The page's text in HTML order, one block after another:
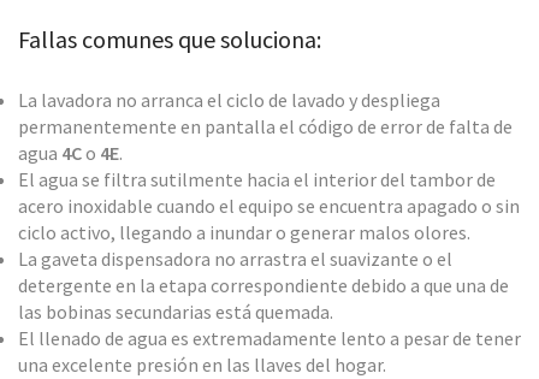
Fallas comunes que soluciona:
La lavadora no arranca el ciclo de lavado y despliega
permanentemente en pantalla el código de error de falta de
agua 4Co 4E.
El agua se filtra sutilmente hacia el interior del tambor de
acero inoxidable cuando el equipo se encuentra apagado o sin
ciclo activo, llegando a inundar o generar malos olores.
La gaveta dispensadora no arrastra el suavizante o el
detergente en la etapa correspondiente debido a que una de
las bobinas secundarias está quemada.
El llenado de agua es extremadamente lento a pesar de tener
una excelente presión en las llaves del hogar.